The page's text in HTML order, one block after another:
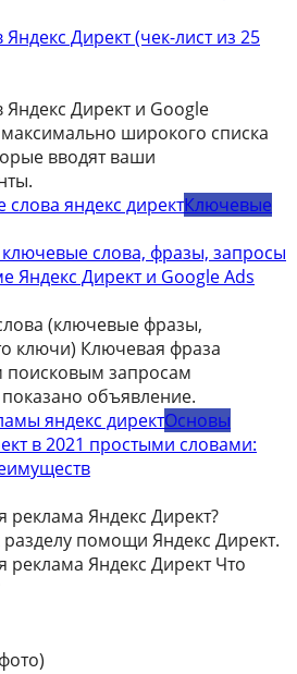
Директ (чек-лист из 25
Директ и Google
широкого списка
вводят ваши
Ключевые
слова, фразы, запросы
Яндекс Директ и Google Ads
(ключевые фразы,
ключи) Ключевая фраза
поисковым запросам
объявление.
Основы
в 2021 простыми словами:
реклама Яндекс Директ?
помощи Яндекс Директ.
реклама Яндекс Директ Что